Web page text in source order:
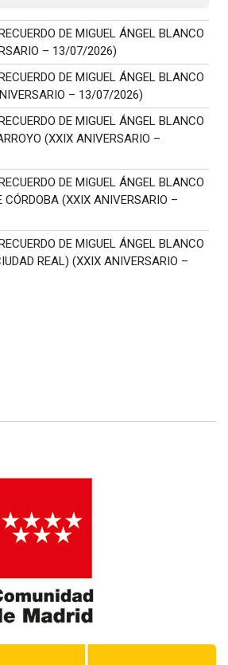
DE MIGUEL ÁNGEL BLANCO
– 13/07/2026)
DE MIGUEL ÁNGEL BLANCO
– 13/07/2026)
DE MIGUEL ÁNGEL BLANCO
(XXIX ANIVERSARIO –
DE MIGUEL ÁNGEL BLANCO
CÓRDOBA (XXIX ANIVERSARIO –
DE MIGUEL ÁNGEL BLANCO
REAL) (XXIX ANIVERSARIO –